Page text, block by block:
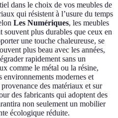
dans le choix de vos meubles de
qui résistent à l’usure du temps
Les Numériques, les meubles
souvent plus durables que ceux en
une touche chaleureuse, se
plus beau avec les années,
rapidement sans un
comme le métal ou la résine,
modernes et
des matériaux et sur
des fabricants qui adoptent des
non seulement un mobilier
écologique réduite.